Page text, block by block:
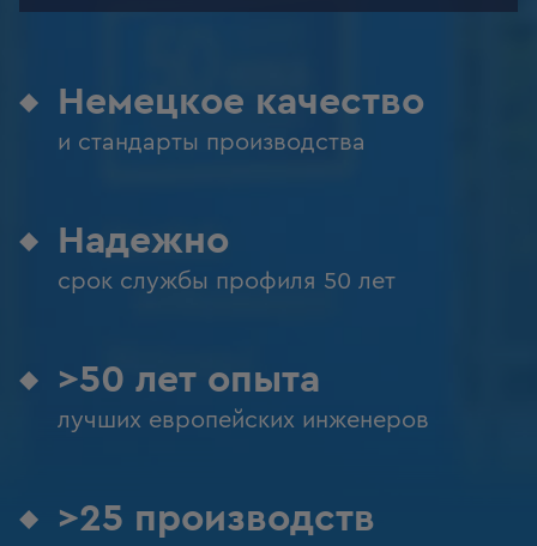
Немецкое качество
и стандарты производства
Надежно
срок службы профиля 50 лет
>50 лет опыта
лучших европейских инженеров
>25 производств